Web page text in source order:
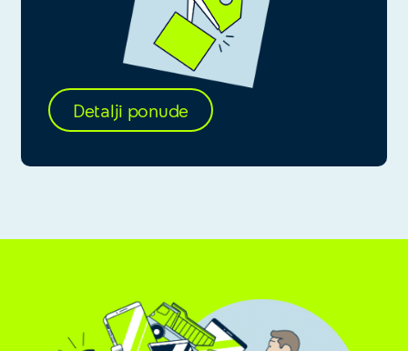
Detalji ponude